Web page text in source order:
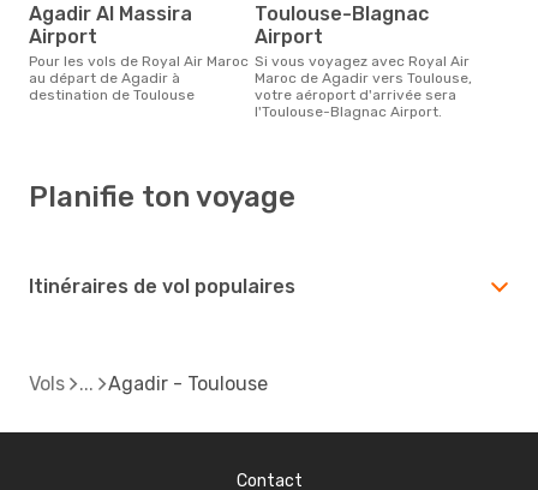
Agadir Al Massira
Airport
Pour les vols de Royal Air Maroc
au départ de Agadir à
destination de Toulouse
Toulouse-Blagnac
Airport
Si vous voyagez avec Royal Air
Maroc de Agadir vers Toulouse,
votre aéroport d'arrivée sera
l'Toulouse-Blagnac Airport.
Planifie ton voyage
Itinéraires de vol populaires
Vols Agadir - Toulouse
Contact